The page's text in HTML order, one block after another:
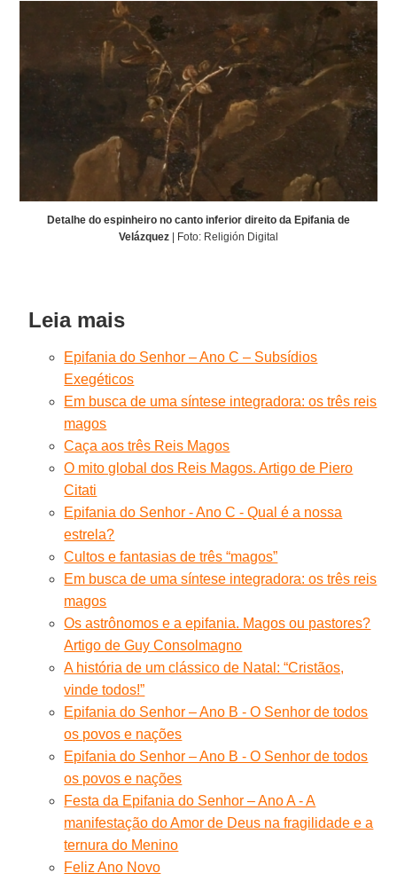
Detalhe do espinheiro no canto inferior direito da Epifania de
Velázquez | Foto: Religión Digital
Leia mais
Epifania do Senhor – Ano C – Subsídios
Exegéticos
Em busca de uma síntese integradora: os três reis
magos
Caça aos três Reis Magos
O mito global dos Reis Magos. Artigo de Piero
Citati
Epifania do Senhor - Ano C - Qual é a nossa
estrela?
Cultos e fantasias de três “magos”
Em busca de uma síntese integradora: os três reis
magos
Os astrônomos e a epifania. Magos ou pastores?
Artigo de Guy Consolmagno
A história de um clássico de Natal: “Cristãos,
vinde todos!”
Epifania do Senhor – Ano B - O Senhor de todos
os povos e nações
Epifania do Senhor – Ano B - O Senhor de todos
os povos e nações
Festa da Epifania do Senhor – Ano A - A
manifestação do Amor de Deus na fragilidade e a
ternura do Menino
Feliz Ano Novo